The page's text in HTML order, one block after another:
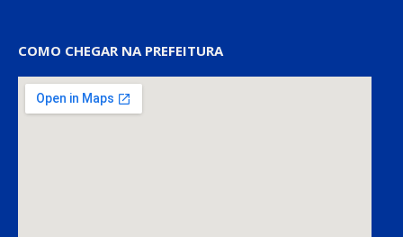
COMO CHEGAR NA PREFEITURA